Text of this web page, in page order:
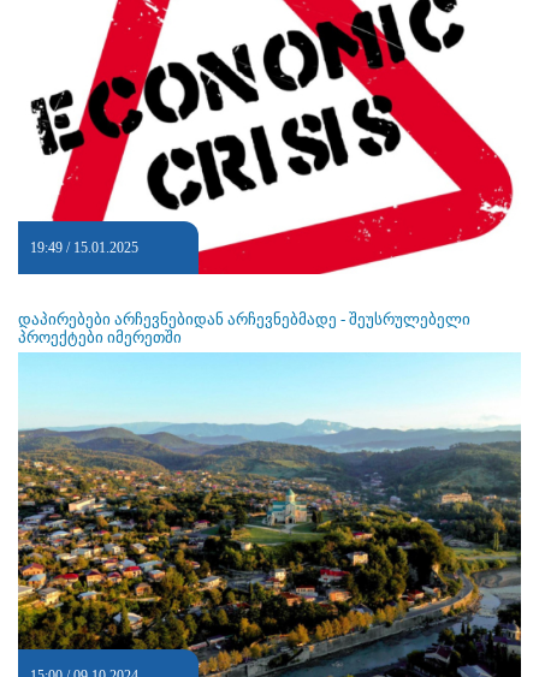
19:49 / 15.01.2025
დაპირებები არჩევნებიდან არჩევნებმადე - შეუსრულებელი
პროექტები იმერეთში